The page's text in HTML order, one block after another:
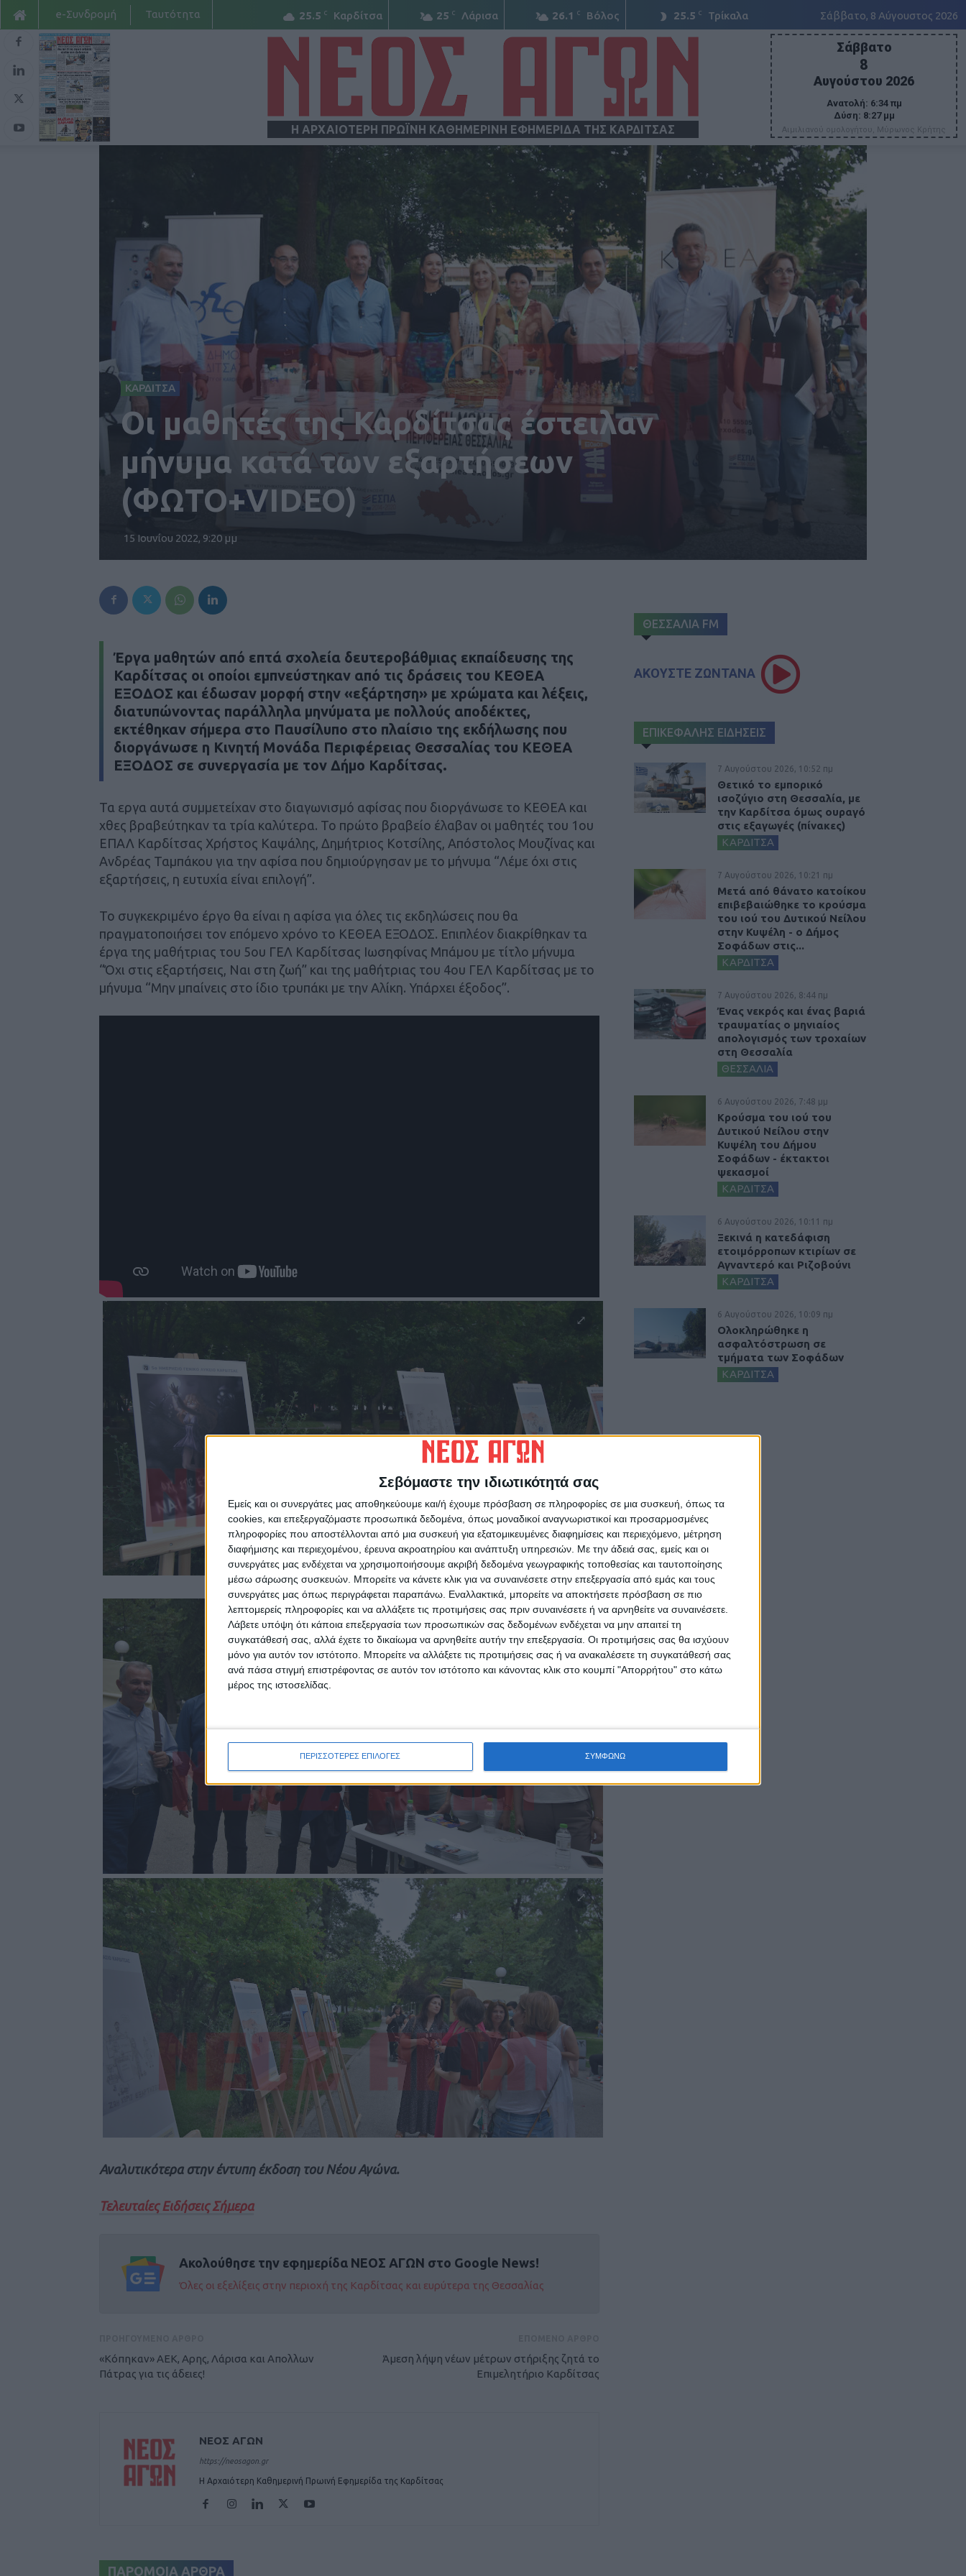
Σεβόμαστε την ιδιωτικότητά σας
Εμείς και οι συνεργάτες μας αποθηκεύουμε και/ή έχουμε πρόσβαση σε πληροφορίες σε μια συσκευή, όπως τα
cookies, και επεξεργαζόμαστε προσωπικά δεδομένα, όπως μοναδικοί αναγνωριστικοί και προσαρμοσμένες
πληροφορίες που αποστέλλονται από μια συσκευή για εξατομικευμένες διαφημίσεις και περιεχόμενο, μέτρηση
διαφήμισης και περιεχομένου, έρευνα ακροατηρίου και ανάπτυξη υπηρεσιών. Με την άδειά σας, εμείς και οι
συνεργάτες μας ενδέχεται να χρησιμοποιήσουμε ακριβή δεδομένα γεωγραφικής τοποθεσίας και ταυτοποίησης
μέσω σάρωσης συσκευών. Μπορείτε να κάνετε κλικ για να συναινέσετε στην επεξεργασία από εμάς και τους
συνεργάτες μας όπως περιγράφεται παραπάνω. Εναλλακτικά, μπορείτε να αποκτήσετε πρόσβαση σε πιο
λεπτομερείς πληροφορίες και να αλλάξετε τις προτιμήσεις σας πριν συναινέσετε ή να αρνηθείτε να συναινέσετε.
Λάβετε υπόψη ότι κάποια επεξεργασία των προσωπικών σας δεδομένων ενδέχεται να μην απαιτεί τη
συγκατάθεσή σας, αλλά έχετε το δικαίωμα να αρνηθείτε αυτήν την επεξεργασία. Οι προτιμήσεις σας θα ισχύουν
μόνο για αυτόν τον ιστότοπο. Μπορείτε να αλλάξετε τις προτιμήσεις σας ή να ανακαλέσετε τη συγκατάθεσή σας
ανά πάσα στιγμή επιστρέφοντας σε αυτόν τον ιστότοπο και κάνοντας κλικ στο κουμπί "Απορρήτου" στο κάτω
μέρος της ιστοσελίδας.
ΠΕΡΙΣΣΟΤΕΡΕΣ ΕΠΙΛΟΓΕΣ ΣΥΜΦΩΝΩ
25.5 C Καρδίτσα 25 C Λάρισα 26.1 C Βόλος 25.5 C Τρίκαλα Σάββατο, 8 Αύγουστος 2026
e-Συνδρομή Ταυτότητα
Η ΑΡΧΑΙΟΤΕΡΗ ΠΡΩΪΝΗ ΚΑΘΗΜΕΡΙΝΗ ΕΦΗΜΕΡΙΔΑ ΤΗΣ ΚΑΡΔΙΤΣΑΣ
ΑΓΩΝ
Σάββατο
8
Αυγούστου 2026
Ανατολή: 6:34 πμ
Δύση: 8:27 μμ
Αιμιλιανού ομολογήτου, Μύρωνος Κρήτης
ΚΑΡΔΙΤΣΑ
Οι μαθητές της Καρδίτσας έστειλαν
μήνυμα κατά των εξαρτήσεων
(ΦΩΤΟ+VIDEO)
15 Ιουνίου 2022, 9:20 μμ
Έργα μαθητών από επτά σχολεία δευτεροβάθμιας εκπαίδευσης της
Καρδίτσας οι οποίοι εμπνεύστηκαν από τις δράσεις του ΚΕΘΕΑ
ΕΞΟΔΟΣ και έδωσαν μορφή στην «εξάρτηση» με χρώματα και λέξεις,
διατυπώνοντας παράλληλα μηνύματα με πολλούς αποδέκτες,
εκτέθηκαν σήμερα στο Παυσίλυπο στο πλαίσιο της εκδήλωσης που
διοργάνωσε η Κινητή Μονάδα Περιφέρειας Θεσσαλίας του ΚΕΘΕΑ
ΕΞΟΔΟΣ σε συνεργασία με τον Δήμο Καρδίτσας.
Τα εργα αυτά συμμετείχαν στο διαγωνισμό αφίσας που διοργάνωσε το ΚΕΘΕΑ και
χθες βραβεύτηκαν τα τρία καλύτερα. Το πρώτο βραβείο έλαβαν οι μαθητές του 1ου
ΕΠΑΛ Καρδίτσας Χρήστος Καψάλης, Δημήτριος Κοτσίλης, Απόστολος Μουζίνας και
Ανδρέας Ταμπάκου για την αφίσα που δημιούργησαν με το μήνυμα “Λέμε όχι στις
εξαρτήσεις, η ευτυχία είναι επιλογή”.
Το συγκεκριμένο έργο θα είναι η αφίσα για όλες τις εκδηλώσεις που θα
πραγματοποιήσει τον επόμενο χρόνο το ΚΕΘΕΑ ΕΞΟΔΟΣ. Επιπλέον διακρίθηκαν τα
έργα της μαθήτριας του 5ου ΓΕΛ Καρδίτσας Ιωσηφίνας Μπάμου με τίτλο μήνυμα
“Όχι στις εξαρτήσεις, Ναι στη ζωή” και της μαθήτριας του 4ου ΓΕΛ Καρδίτσας με το
μήνυμα “Μην μπαίνεις στο ίδιο τρυπάκι με την Αλίκη. Υπάρχει έξοδος”.
Αναλυτικότερα στην έντυπη έκδοση του Νέου Αγώνα.
Τελευταίες Ειδήσεις Σήμερα
Ακολούθησε την εφημερίδα ΝΕΟΣ ΑΓΩΝ στο Google News!
Όλες οι εξελίξεις στην περιοχή της Καρδίτσας και ευρύτερα της Θεσσαλίας
«Κόπηκαν» ΑΕΚ, Αρης, Λάρισα και Απολλων
Πάτρας για τις άδειες!
Άμεση λήψη νέων μέτρων στήριξης ζητά το
Επιμελητήριο Καρδίτσας
ΝΕΟΣ ΑΓΩΝ
https://neosagon.gr
Η Αρχαιότερη Καθημερινή Πρωινή Εφημερίδα της Καρδίτσας
ΠΑΡΟΜΟΙΑ ΑΡΘΡΑ
ΘΕΣΣΑΛΙΑ FM
ΑΚΟΥΣΤΕ ΖΩΝΤΑΝΑ
ΕΠΙΚΕΦΑΛΗΣ ΕΙΔΗΣΕΙΣ
7 Αυγούστου 2026, 10:52 πμ
Θετικό το εμπορικό
ισοζύγιο στη Θεσσαλία, με
την Καρδίτσα όμως ουραγό
στις εξαγωγές (πίνακες)
ΚΑΡΔΙΤΣΑ
7 Αυγούστου 2026, 10:21 πμ
Μετά από θάνατο κατοίκου
επιβεβαιώθηκε το κρούσμα
του ιού του Δυτικού Νείλου
στην Κυψέλη - ο Δήμος
Σοφάδων στις...
ΚΑΡΔΙΤΣΑ
7 Αυγούστου 2026, 8:44 πμ
Ένας νεκρός και ένας βαριά
τραυματίας ο μηνιαίος
απολογισμός των τροχαίων
στη Θεσσαλία
ΘΕΣΣΑΛΙΑ
6 Αυγούστου 2026, 7:48 μμ
Κρούσμα του ιού του
Δυτικού Νείλου στην
Κυψέλη του Δήμου
Σοφάδων - έκτακτοι
ψεκασμοί
ΚΑΡΔΙΤΣΑ
6 Αυγούστου 2026, 10:11 πμ
Ξεκινά η κατεδάφιση
ετοιμόρροπων κτιρίων σε
Αγναντερό και Ριζοβούνι
ΚΑΡΔΙΤΣΑ
6 Αυγούστου 2026, 10:09 πμ
Ολοκληρώθηκε η
ασφαλτόστρωση σε
τμήματα των Σοφάδων
ΚΑΡΔΙΤΣΑ